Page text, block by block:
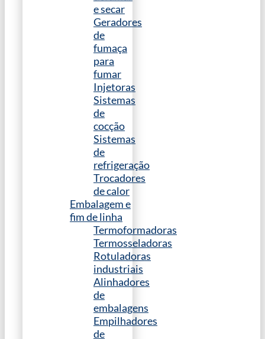
e secar
Geradores
de
fumaça
para
fumar
Injetoras
Sistemas
de
cocção
Sistemas
de
refrigeração
Trocadores
de calor
Embalagem e
fim de linha
Termoformadoras
Termosseladoras
Rotuladoras
industriais
Alinhadores
de
embalagens
Empilhadores
de